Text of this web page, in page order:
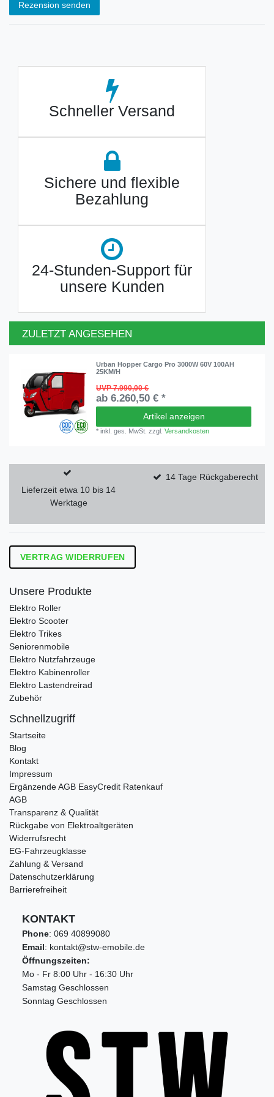
Rezension senden
Schneller Versand
Sichere und flexible
Bezahlung
24-Stunden-Support für
unsere Kunden
ZULETZT ANGESEHEN
Urban Hopper Cargo Pro 3000W 60V 100AH
25KM/H
UVP 7.990,00 €
ab 6.260,50 € *
Artikel anzeigen
*inkl. ges. MwSt. zzgl.Versandkosten
Lieferzeit etwa 10 bis 14
Werktage
14 Tage Rückgaberecht
VERTRAG WIDERRUFEN
Unsere Produkte
Elektro Roller
Elektro Scooter
Elektro Trikes
Seniorenmobile
Elektro Nutzfahrzeuge
Elektro Kabinenroller
Elektro Lastendreirad
Zubehör
Schnellzugriff
Startseite
Blog
Kontakt
Impressum
Ergänzende AGB EasyCredit Ratenkauf
AGB
Transparenz & Qualität
Rückgabe von Elektroaltgeräten
Widerrufsrecht
EG-Fahrzeugklasse
Zahlung & Versand
Datenschutzerklärung
Barrierefreiheit
KONTAKT
Phone: 069 40899080
Email: kontakt@stw-emobile.de
Öffnungszeiten:
Mo - Fr 8:00 Uhr - 16:30 Uhr
Samstag Geschlossen
Sonntag Geschlossen